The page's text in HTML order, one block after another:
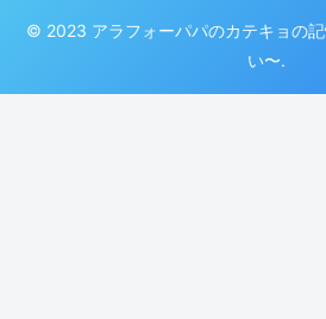
© 2023 アラフォーパパのカテキョの
い〜.